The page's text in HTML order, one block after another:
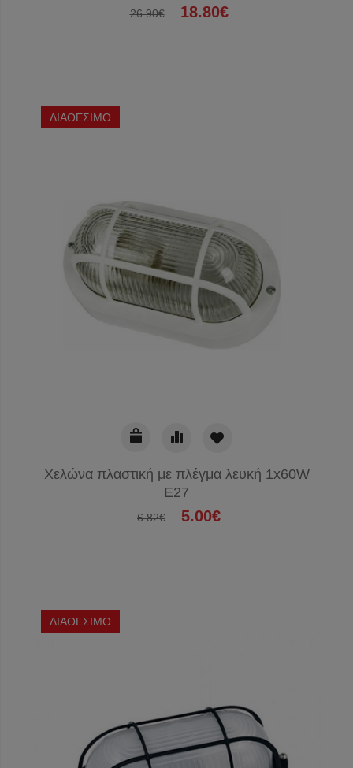
26.90€ 18.80€
ΔΙΑΘΕΣΙΜΟ
Χελώνα πλαστική με πλέγμα λευκή 1x60W
E27
6.82€ 5.00€
ΔΙΑΘΕΣΙΜΟ